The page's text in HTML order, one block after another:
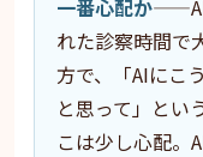
一番心配か——AI
れた診察時間で
方で、「AIにこ
と思って」とい
こは少し心配。